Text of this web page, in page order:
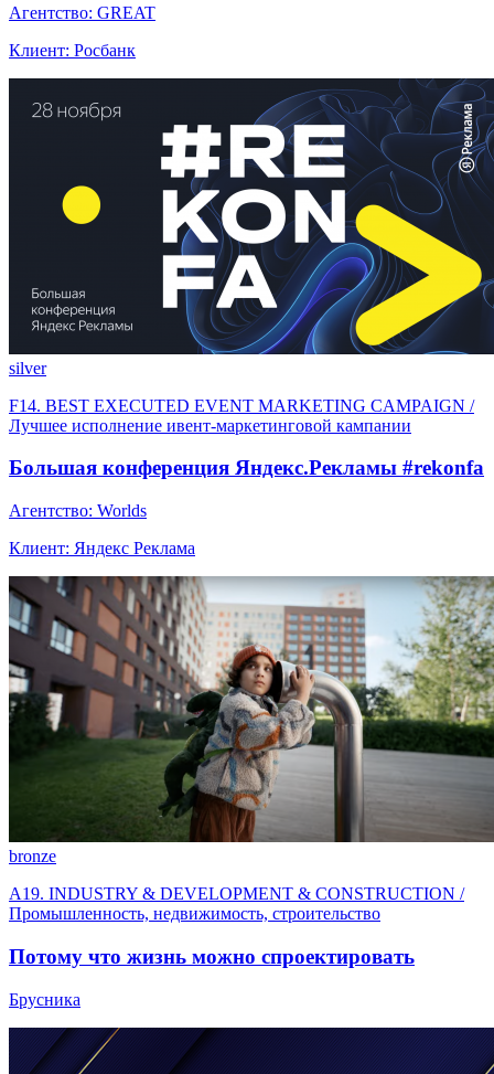
Агентство: GREAT
Клиент: Росбанк
silver
F14. BEST EXECUTED EVENT MARKETING CAMPAIGN /
Лучшее исполнение ивент-маркетинговой кампании
Большая конференция Яндекс.Рекламы #rekonfa
Агентство: Worlds
Клиент: Яндекс Реклама
bronze
A19. INDUSTRY & DEVELOPMENT & CONSTRUCTION /
Промышленность, недвижимость, строительство
Потому что жизнь можно спроектировать
Брусника